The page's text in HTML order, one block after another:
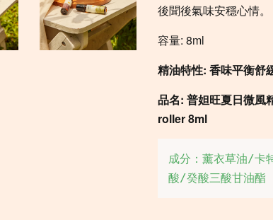
後聞後氣味安穩心情。
容量: 8ml
精油特性: 香味平衡舒
品名: 普妲旺夏日微風
roller 8ml
成分：薰衣草油/卡
酸/癸酸三酸甘油酯